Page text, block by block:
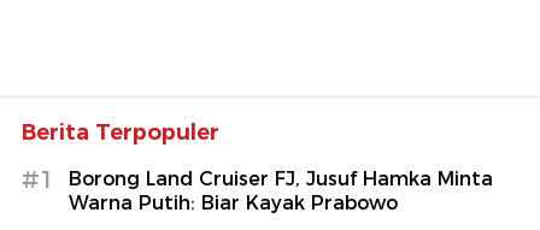
Berita Terpopuler
#1
Borong Land Cruiser FJ, Jusuf Hamka Minta
Warna Putih: Biar Kayak Prabowo